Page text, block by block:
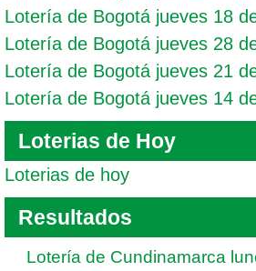
Lotería de Bogotá jueves 18
Lotería de Bogotá jueves 28
Lotería de Bogotá jueves 21
Lotería de Bogotá jueves 14
Loterias de Hoy
Loterias de hoy
Resultados
Lotería de Cundinamarca